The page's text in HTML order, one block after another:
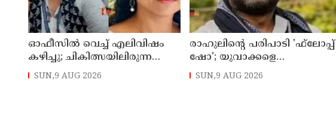
ഓഫീസില്‍ വെച്ച് എലിവിഷം
കഴിച്ചു; ചികിത്സയിലിരുന്ന
കാസര്‍കോട് കളക്ടറേറ്റിലെ
സീനിയര്‍ ക്ലര്‍ക്ക് മരിച്ചു
SUN,9 AUG 2026
രാഹുലിന്റെ പരിപാടി 'ഫ്‌ലോപ്പ്
ഷോ'; യുവാക്കളെ
തെറ്റിദ്ധരിപ്പിക്കുന്നുവെന്ന് യുപി
മന്ത്രി ഡാനിഷ് അന്‍സാരി
SUN,9 AUG 2026